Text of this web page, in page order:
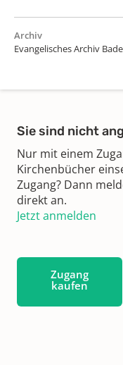
Archiv
Evangelisches Archiv
Sie sind nicht
Nur mit einem
Kirchenbücher
Zugang? Dann
direkt an.
Jetzt anmelden
Zugang
kaufen